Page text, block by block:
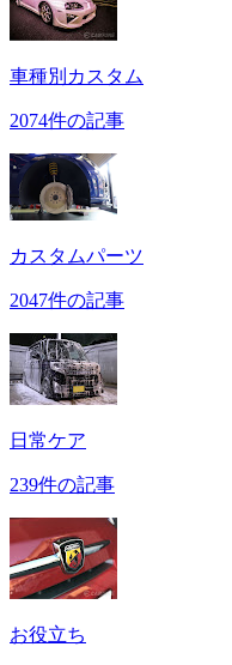
車種別カスタム
2074件の記事
カスタムパーツ
2047件の記事
日常ケア
239件の記事
お役立ち